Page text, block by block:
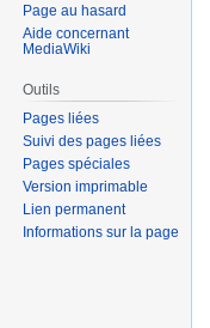
Page au hasard
Aide concernant
MediaWiki
Outils
Pages liées
Suivi des pages liées
Pages spéciales
Version imprimable
Lien permanent
Informations sur la page